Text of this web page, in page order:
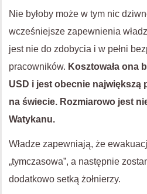
Nie byłoby może w tym nic
wcześniejsze zapewnienia
jest nie do zdobycia i w pełni
pracowników. Kosztowała ona
USD i jest obecnie największą
na świecie. Rozmiarowo jest
Watykanu.
Władze zapewniają, że
„tymczasowa”, a następnie
dodatkowo setką żołnierzy.